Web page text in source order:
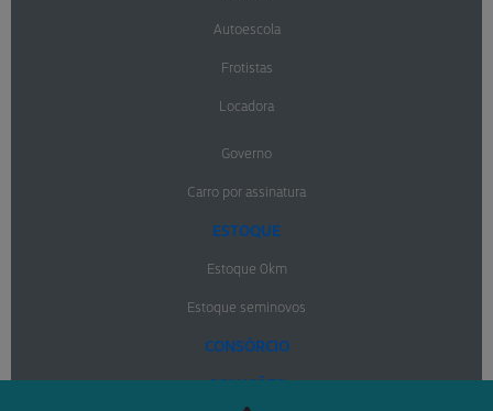
Autoescola
Frotistas
Locadora
Governo
Carro por assinatura
ESTOQUE
Estoque 0km
Estoque seminovos
CONSÓRCIO
SOLUÇÕES